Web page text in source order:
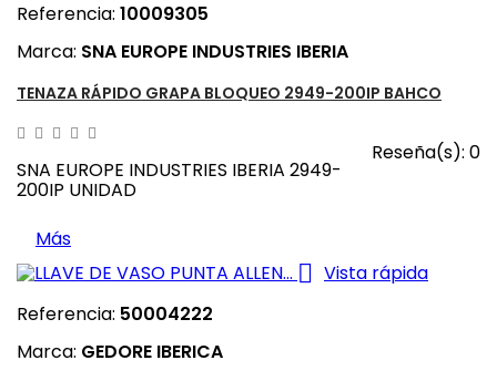
Referencia: 10009305
Marca: SNA EUROPE INDUSTRIES IBERIA
TENAZA RÁPIDO GRAPA BLOQUEO 2949-200IP BAHCO
Reseña(s): 0
SNA EUROPE INDUSTRIES IBERIA 2949-
200IP UNIDAD
Más
 Vista rápida
Referencia: 50004222
Marca: GEDORE IBERICA